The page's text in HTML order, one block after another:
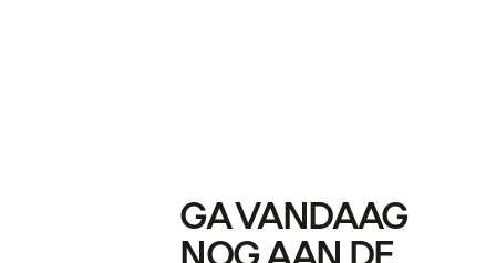
GA VANDAAG
NOG AAN DE